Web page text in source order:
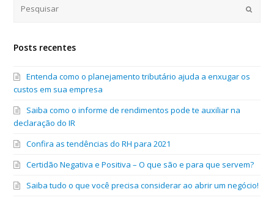
Submit
Posts recentes
Entenda como o planejamento tributário ajuda a enxugar os
custos em sua empresa
Saiba como o informe de rendimentos pode te auxiliar na
declaração do IR
Confira as tendências do RH para 2021
Certidão Negativa e Positiva – O que são e para que servem?
Saiba tudo o que você precisa considerar ao abrir um negócio!